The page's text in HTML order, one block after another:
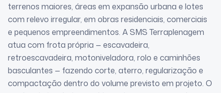
terrenos maiores, áreas em expansão urbana e lotes
com relevo irregular, em obras residenciais, comerciais
e pequenos empreendimentos. A SMS Terraplenagem
atua com frota própria — escavadeira,
retroescavadeira, motoniveladora, rolo e caminhões
basculantes — fazendo corte, aterro, regularização e
compactação dentro do volume previsto em projeto. O